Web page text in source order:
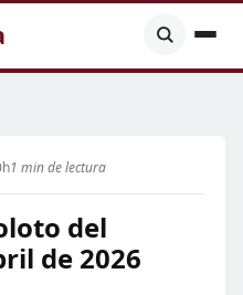
1 min de lectura
del
de 2026